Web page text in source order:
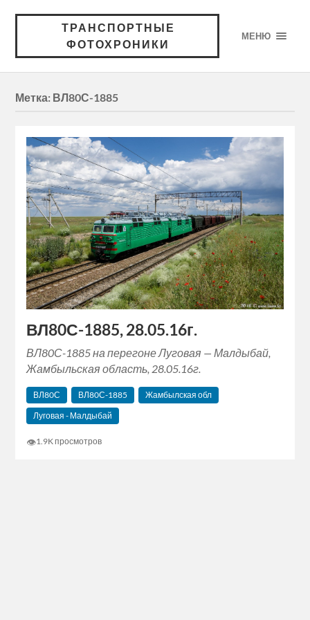
ТРАНСПОРТНЫЕ
ФОТОХРОНИКИ
МЕНЮ
Метка: ВЛ80С-1885
ВЛ80С-1885, 28.05.16г.
ВЛ80С-1885 на перегоне Луговая — Малдыбай,
Жамбыльская область, 28.05.16г.
ВЛ80С ВЛ80С-1885
Жамбылская обл
Луговая - Малдыбай
👁1.9K просмотров